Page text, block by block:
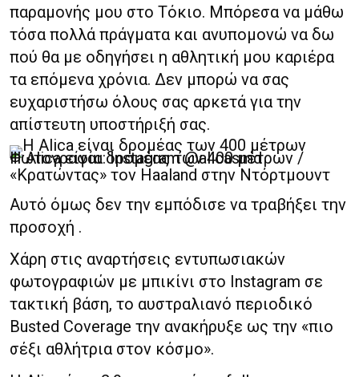
παραμονής μου στο Τόκιο. Μπόρεσα να μάθω
τόσα πολλά πράγματα και ανυπομονώ να δω
πού θα με οδηγήσει η αθλητική μου καριέρα
τα επόμενα χρόνια. Δεν μπορώ να σας
ευχαριστήσω όλους σας αρκετά για την
απίστευτη υποστήριξή σας.
Η Alica είναι δρομέας των 400 μέτρων / Φωτογραφία: Instagram @alicasmd
«Κρατώντας» τον Haaland στην Ντόρτμουντ
Αυτό όμως δεν την εμπόδισε να τραβήξει την
προσοχή .
Χάρη στις αναρτήσεις εντυπωσιακών
φωτογραφιών με μπικίνι στο Instagram σε
τακτική βάση, το αυστραλιανό περιοδικό
Busted Coverage την ανακήρυξε ως την «πιο
σέξι αθλήτρια στον κόσμο».